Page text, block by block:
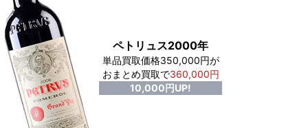
ペトリュス2000年
単品買取価格350,000円が
おまとめ買取で360,000円
10,000円UP!